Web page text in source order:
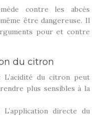
contre les abcès
être dangereuse. Il
pour et contre
du citron
: L’acidité du citron peut
plus sensibles à la
L’application directe du